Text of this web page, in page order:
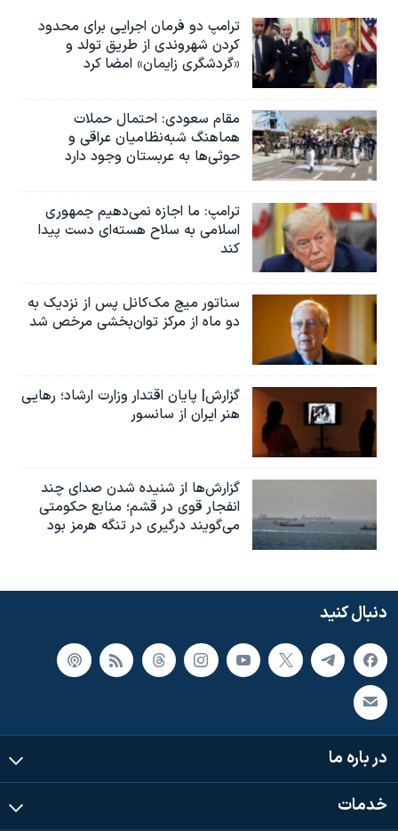
ترامپ دو فرمان اجرایی برای محدود
کردن شهروندی از طریق تولد و
«گردشگری زایمان» امضا کرد
مقام سعودی: احتمال حملات
هماهنگ شبه‌نظامیان عراقی و
حوثی‌ها به عربستان وجود دارد
ترامپ: ما اجازه نمی‌دهیم جمهوری
اسلامی به سلاح هسته‌ای دست پیدا
کند
سناتور میچ مک‌کانل پس از نزدیک به
دو ماه از مرکز توان‌بخشی مرخص شد
گزارش| پایان اقتدار وزارت ارشاد؛ رهایی
هنر ایران از سانسور
گزارش‌ها از شنیده شدن صدای چند
انفجار قوی در قشم؛ منابع حکومتی
می‌گویند درگیری در تنگه هرمز بود
دنبال کنید
در باره ما
خدمات